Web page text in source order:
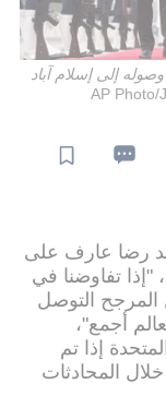
إلى إسلام آباد
AP Photo/
رضا عارف على
تفاوضنا في
المرجح التوصل
أجمع"،
إذا تم
المحادثات